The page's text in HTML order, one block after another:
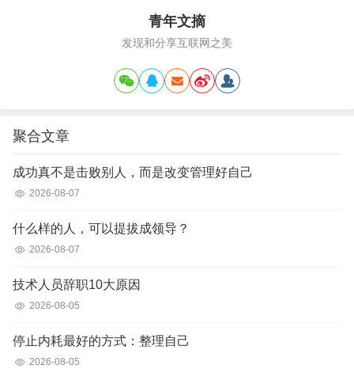
青年文摘
发现和分享互联网之美
聚合文章
成功真不是击败别人，而是改变管理好自己
2026-08-07
什么样的人，可以提拔成领导？
2026-08-07
技术人员辞职10大原因
2026-08-05
停止内耗最好的方式：整理自己
2026-08-05